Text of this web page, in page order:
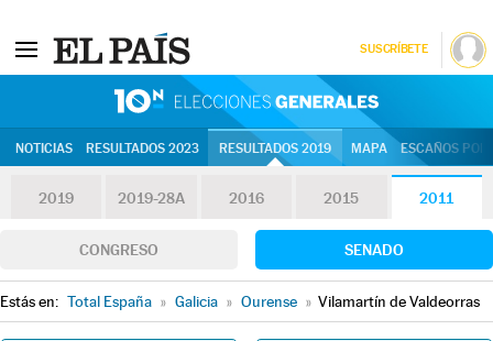
SUSCRÍBETE
NOTICIAS RESULTADOS 2023 RESULTADOS 2019 MAPA ESCAÑOS
2019 2019-28A 2016 2015 2011
CONGRESO SENADO
Estás en: Total España » Galicia » Ourense » Vilamartín de Valdeorras